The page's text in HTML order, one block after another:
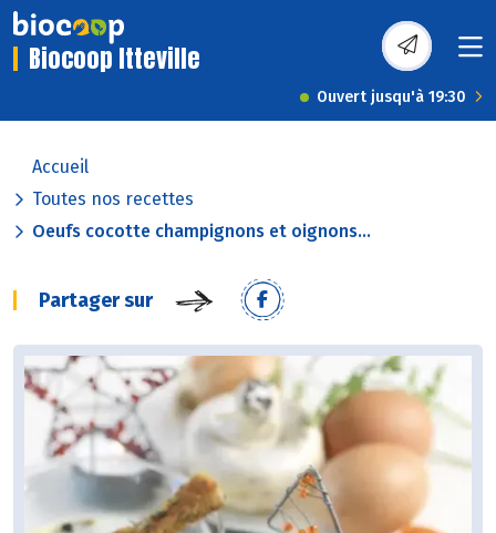
Biocoop Itteville
Ouvert jusqu'à 19:30
Accueil
Toutes nos recettes
Oeufs cocotte champignons et oignons...
Partager sur